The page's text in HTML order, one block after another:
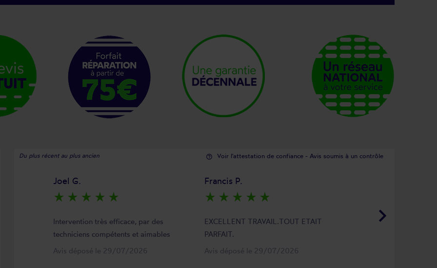
Du plus récent au plus ancien help_outline Voir l'attestation de confiance - Avis soumis à un contrôle
keyboard_arrow_right
Joel G.
star_rate star_rate star_rate star_rate star_rate
Intervention très efficace, par des
techniciens compétents et aimables
Avis déposé le 29/07/2026
Francis P.
star_rate star_rate star_rate star_rate star_rate
EXCELLENT TRAVAIL.TOUT ETAIT
PARFAIT.
Avis déposé le 29/07/2026